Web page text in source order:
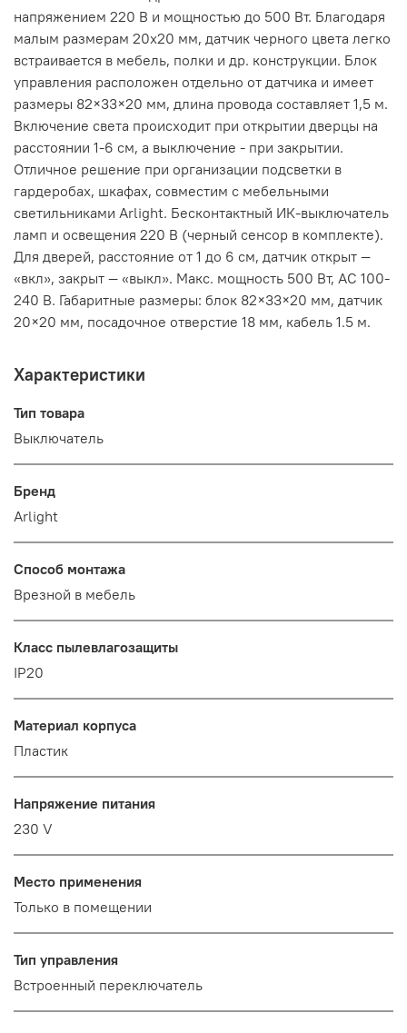
напряжением 220 В и мощностью до 500 Вт. Благодаря
малым размерам 20х20 мм, датчик черного цвета легко
встраивается в мебель, полки и др. конструкции. Блок
управления расположен отдельно от датчика и имеет
размеры 82×33×20 мм, длина провода составляет 1,5 м.
Включение света происходит при открытии дверцы на
расстоянии 1-6 см, а выключение - при закрытии.
Отличное решение при организации подсветки в
гардеробах, шкафах, совместим с мебельными
светильниками Arlight. Бесконтактный ИК-выключатель
ламп и освещения 220 В (черный сенсор в комплекте).
Для дверей, расстояние от 1 до 6 см, датчик открыт —
«вкл», закрыт — «выкл». Макс. мощность 500 Вт, AC 100-
240 В. Габаритные размеры: блок 82×33×20 мм, датчик
20×20 мм, посадочное отверстие 18 мм, кабель 1.5 м.
Характеристики
Тип товара
Выключатель
Бренд
Arlight
Способ монтажа
Врезной в мебель
Класс пылевлагозащиты
IP20
Материал корпуса
Пластик
Напряжение питания
230 V
Место применения
Только в помещении
Тип управления
Встроенный переключатель